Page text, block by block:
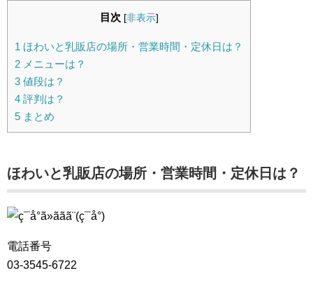
目次 [非表示]
1 ほわいと乳販店の場所・営業時間・定休日は？
2 メニューは？
3 値段は？
4 評判は？
5 まとめ
ほわいと乳販店の場所・営業時間・定休日は？
電話番号
03-3545-6722